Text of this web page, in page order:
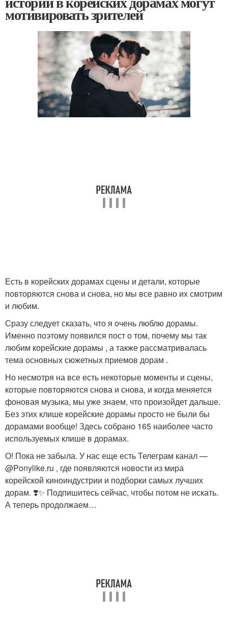
мотивировать зрителей
Есть в корейских дорамах сцены и детали, которые
повторяются снова и снова, но мы все равно их смотрим
и любим.
Сразу следует сказать, что я очень люблю дорамы.
Именно поэтому появился пост о том, почему мы так
любим корейские дорамы , а также рассматривалась
тема основных сюжетных приемов дорам .
Но несмотря на все есть некоторые моменты и сцены,
которые повторяются снова и снова, и когда меняется
фоновая музыка, мы уже знаем, что произойдет дальше.
Без этих клише корейские дорамы просто не были бы
дорамами вообще! Здесь собрано 165 наиболее часто
используемых клише в дорамах.
О! Пока не забыла. У нас еще есть Телеграм канал —
@Ponylike.ru , где появляются новости из мира
корейской киноиндустрии и подборки самых лучших
дорам. ❣️✨ Подпишитесь сейчас, чтобы потом не искать.
А теперь продолжаем…